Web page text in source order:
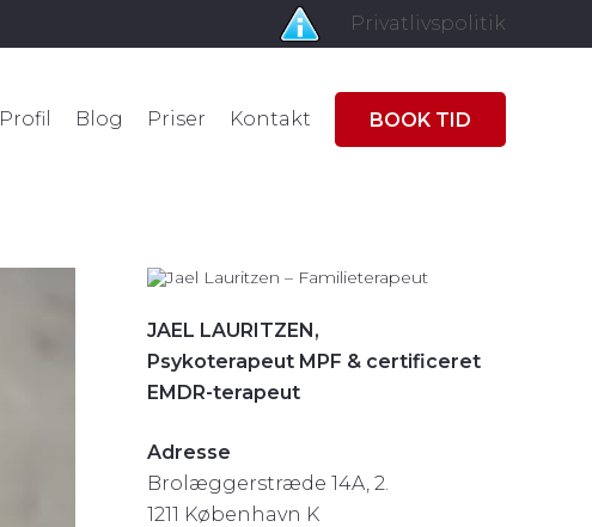
Privatlivspolitik
Profil Blog Priser Kontakt BOOK TID
JAEL LAURITZEN,
Psykoterapeut MPF & certificeret
EMDR-terapeut
Adresse
Brolæggerstræde 14A, 2.
1211 København K